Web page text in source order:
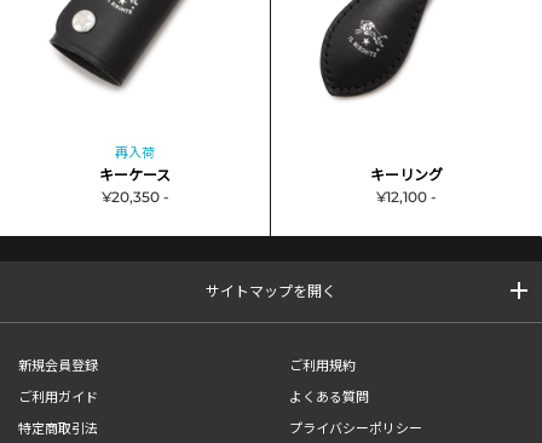
再入荷
キーケース
¥20,350 -
キーリング
¥12,100 -
サイトマップを開く
新規会員登録
ご利用規約
ご利用ガイド
よくある質問
特定商取引法
プライバシーポリシー